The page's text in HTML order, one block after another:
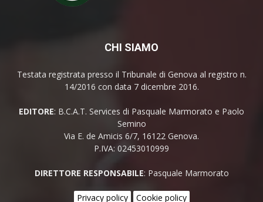
CHI SIAMO
Testata registrata presso il Tribunale di Genova al registro n.
14/2016 con data 7 dicembre 2016.
EDITORE: B.C.A.T. Services di Pasquale Marmorato e Paolo
Semino
Via E. de Amicis 6/7, 16122 Genova.
P.IVA: 02453010999
DIRETTORE RESPONSABILE: Pasquale Marmorato
Privacy policy Cookie policy